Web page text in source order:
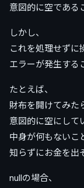
意図的に空である
しかし、
これを処理せずに
エラーが発生する
たとえば、
財布を開けてみた
意図的に空にして
中身が何もないこ
知らずにお金を出
nullの場合、